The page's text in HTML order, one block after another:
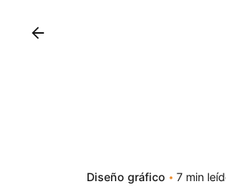
Diseño gráfico 7 min